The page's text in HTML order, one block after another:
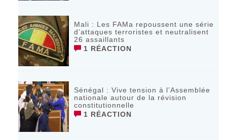
Mali : Les FAMa repoussent une série
d’attaques terroristes et neutralisent
26 assaillants
1 RÉACTION
Sénégal : Vive tension à l’Assemblée
nationale autour de la révision
constitutionnelle
1 RÉACTION